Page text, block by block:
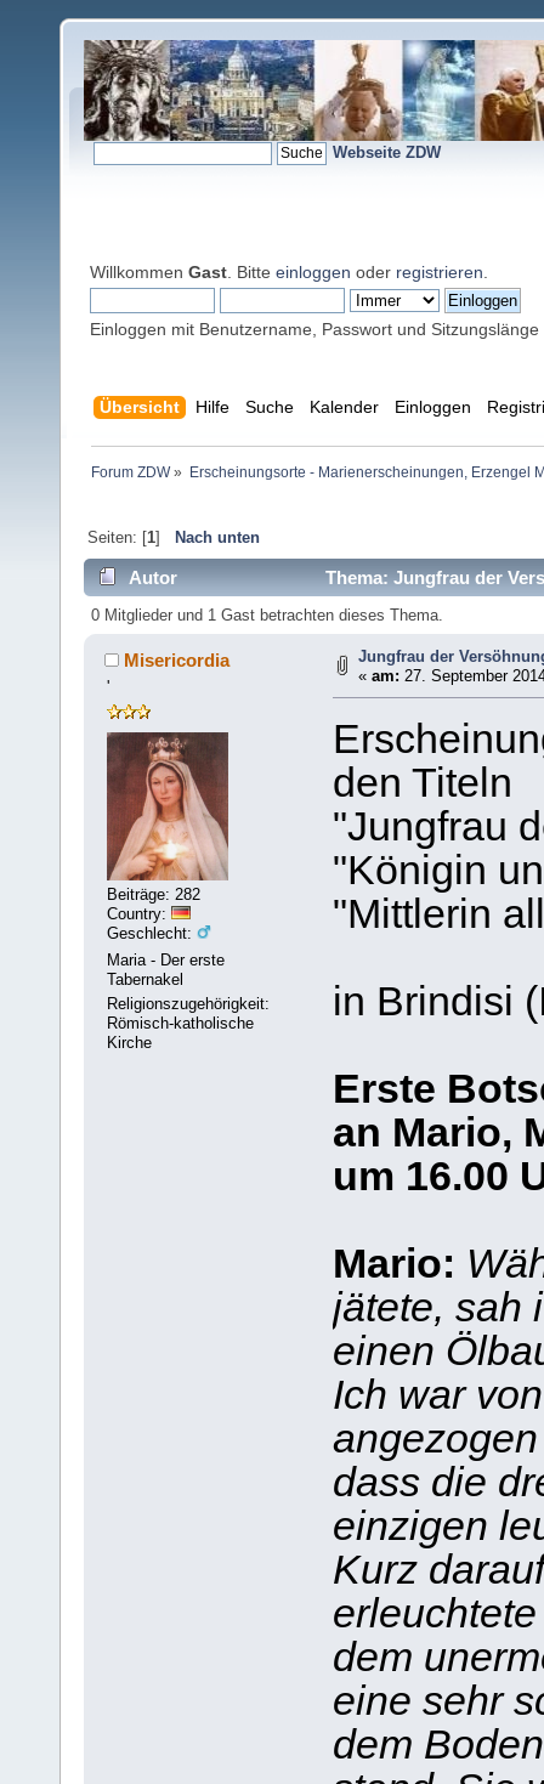
Webseite ZDW
Willkommen Gast . Bitte einloggen oder registrieren
Einloggen mit Benutzername, Passwort und Sitzungslänge
Übersicht Hilfe Suche Kalender Einloggen
Forum ZDW» Erscheinungsorte - Marienerscheinungen, Erzengel
Seiten: [1] Nach unten
Autor Thema: Jungfrau der
0 Mitglieder und 1 Gast betrachten dieses Thema.
Misericordia
'
Beiträge: 282
Country:
Geschlecht:
Maria - Der erste
Tabernakel
Religionszugehörigkeit:
Römisch-katholische
Kirche
Jungfrau der
«am: 27. September
den Titeln
"Jungfrau
"Königin
"Mittlerin
in Brindisi
Erste
an Mario,
um 16.00
Mario:
jätete, sah
einen
Ich war
dass die
einzigen
Kurz
dem
eine sehr
dem